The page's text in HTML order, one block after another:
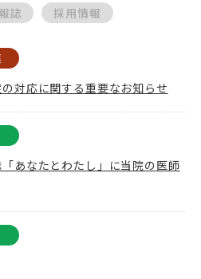
誌 採用情報
対応に関する重要なお知らせ
あなたとわたし」に当院の医師